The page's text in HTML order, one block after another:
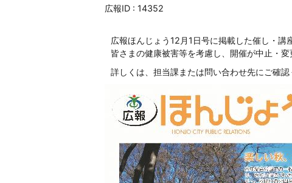
広報ID : 14352
広報ほんじょう12月1日号に掲載した催し・
皆さまの健康被害等を考慮し、開催が中止・変
詳しくは、担当課または問い合わせ先にご確認